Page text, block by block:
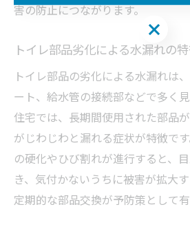
害の防止につながります。
トイレ部品劣化による水漏れの
トイレ部品の劣化による水漏れは
ート、給水管の接続部などで多く
住宅では、長期間使用された部品
がじわじわと漏れる症状が特徴で
の硬化やひび割れが進行すると、
き、気付かないうちに被害が拡大す
定期的な部品交換が予防策として有
お問い合わせはこ